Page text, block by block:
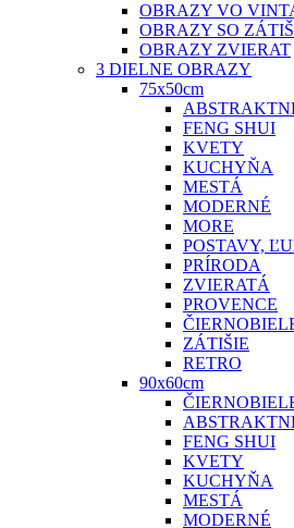
OBRAZY VO
OBRAZY SO
OBRAZY ZVIERAT
3 DIELNE OBRAZY
75x50cm
FENG SHUI
KVETY
KUCHYŇA
MESTÁ
MODERNÉ
MORE
POSTAVY,
PRÍRODA
ZVIERATÁ
PROVENCE
ZÁTIŠIE
RETRO
90x60cm
FENG SHUI
KVETY
KUCHYŇA
MESTÁ
MODERNÉ